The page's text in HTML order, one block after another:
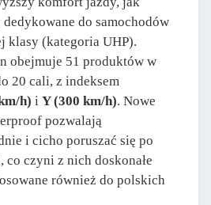
dedykowane do samochodów
klasy (kategoria UHP).
obejmuje 51 produktów w
20 cali, z indeksem
h) i Y (300 km/h). Nowe
pozwalają
i cicho poruszać się po
czyni z nich doskonałe
również do polskich